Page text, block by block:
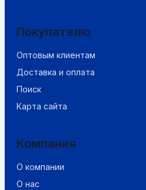
Покупателю
Оптовым клиентам
Доставка и оплата
Поиск
Карта сайта
Компания
О компании
О нас